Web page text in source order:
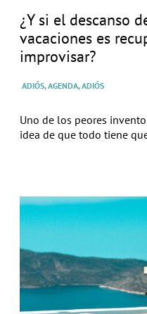
¿Y si el descanso
vacaciones es
improvisar?
ADIÓS, AGENDA, ADIÓS
Uno de los peores
idea de que todo tiene